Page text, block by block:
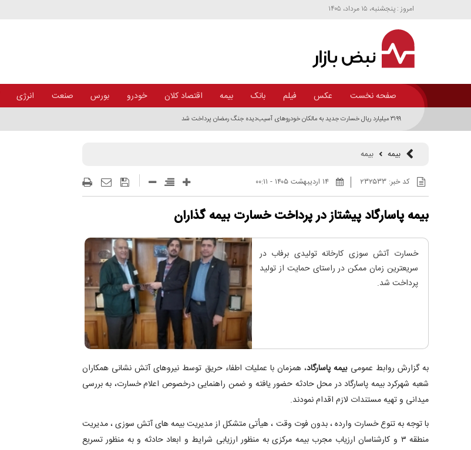
امروز : پنجشنبه، ۱۵ مرداد، ۱۴۰۵
صفحه نخست عکس فیلم بانک بیمه اقتصاد کلان خودرو بورس صنعت انرژی
۳۱۹۹ میلیارد ریال خسارت جدید به مالکان خودرو‌های آسیب‌دیده جنگ رمضان پرداخت شد
بیمه بیمه
کد خبر:۲۳۲۵۳۳ ۱۴ ارديبهشت ۱۴۰۵ - ۰۰:۱۱
بیمه پاسارگاد پیشتاز در پرداخت خسارت بیمه گذاران
خسارت آتش سوزی کارخانه تولیدی برفاب در
سریعترین زمان ممکن در راستای حمایت از تولید
پرداخت شد.
به گزارش روابط عمومیبیمه پاسارگاد، همزمان با عملیات اطفاء حریق توسط نیروهای آتش نشانی همکاران
شعبه شهرکرد بیمه پاسارگاد در محل حادثه حضور یافته و ضمن راهنمایی درخصوص اعلام خسارت، به بررسی
میدانی و تهیه مستندات لازم اقدام نمودند.
با توجه به تنوع خسارت وارده ، بدون فوت وقت ، هیأتی متشکل از مدیریت بیمه های آتش سوزی ، مدیریت
منطقه ۳ و کارشناسان ارزیاب مجرب بیمه مرکزی به منظور ارزیابی شرایط و ابعاد حادثه و به منظور تسریع